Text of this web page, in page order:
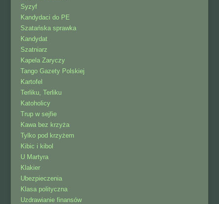
Syzyf
Kandydaci do PE
Szatańska sprawka
Kandydat
Szatniarz
Kapela Zaryczy
Tango Gazety Polskiej
Kartofel
Terliku, Terliku
Katoholicy
Trup w sejfie
Kawa bez krzyża
Tylko pod krzyżem
Kibic i kibol
U Martyra
Klakier
Ubezpieczenia
Klasa polityczna
Uzdrawianie finansów